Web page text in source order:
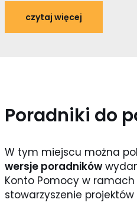
czytaj więcej
Poradniki do
W tym miejscu można
wersje poradników
Konto Pomocy w
stowarzyszenie